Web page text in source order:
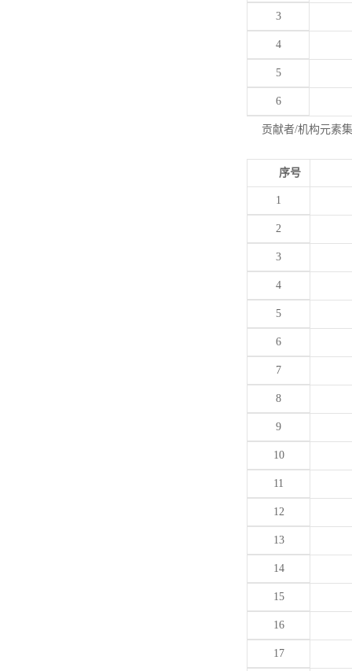
3
4
5
6
贡献者/机构元素
序号
1
2
3
4
5
6
7
8
9
10
11
12
13
14
15
16
17